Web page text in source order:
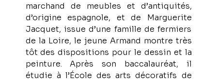
marchand de meubles et d’antiquités,
d’origine espagnole, et de Marguerite
Jacquet, issue d’une famille de fermiers
de la Loire, le jeune Armand montre très
tôt des dispositions pour le dessin et la
peinture. Après son baccalauréat, il
étudie à l’École des arts décoratifs de